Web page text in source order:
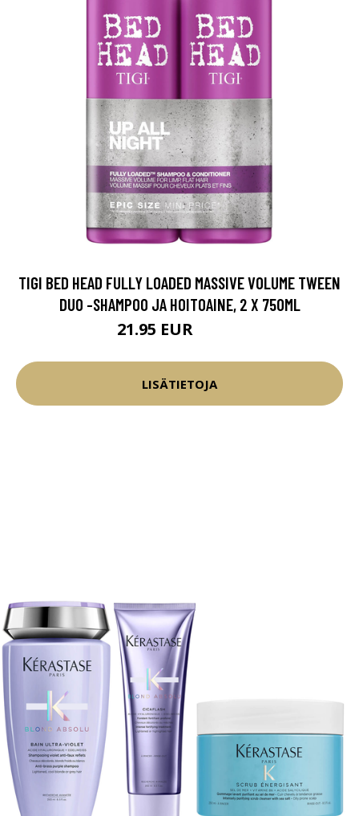
TIGI BED HEAD FULLY LOADED MASSIVE VOLUME TWEEN
DUO -SHAMPOO JA HOITOAINE, 2 X 750ML
21.95 EUR
LISÄTIETOJA